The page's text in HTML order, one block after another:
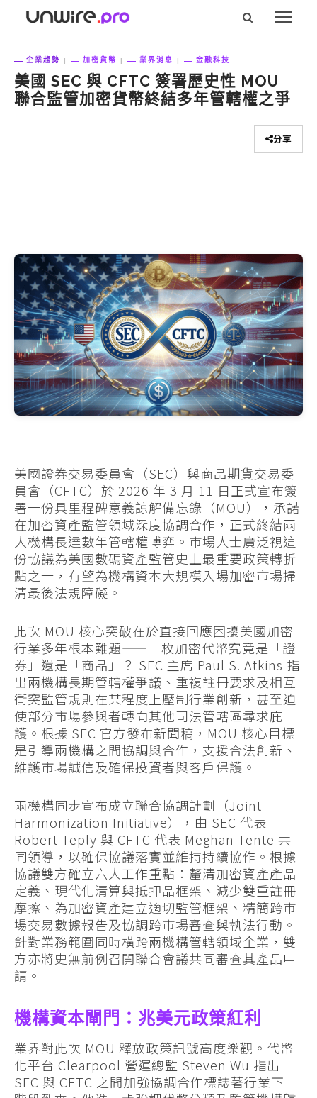
企業趨勢 加密貨幣 業界消息 金融科技
美國 SEC 與 CFTC 簽署歷史性 MOU
聯合監管加密貨幣終結多年管轄權之爭
分享
美國證券交易委員會（SEC）與商品期貨交易委
員會（CFTC）於 2026 年 3 月 11 日正式宣布簽
署一份具里程碑意義諒解備忘錄（MOU），承諾
在加密資產監管領域深度協調合作，正式終結兩
大機構長達數年管轄權博弈。市場人士廣泛視這
份協議為美國數碼資產監管史上最重要政策轉折
點之一，有望為機構資本大規模入場加密市場掃
清最後法規障礙。
此次 MOU 核心突破在於直接回應困擾美國加密
行業多年根本難題——一枚加密代幣究竟是「證
券」還是「商品」？ SEC 主席 Paul S. Atkins 指
出兩機構長期管轄權爭議、重複註冊要求及相互
衝突監管規則在某程度上壓制行業創新，甚至迫
使部分市場參與者轉向其他司法管轄區尋求庇
護。根據 SEC 官方發布新聞稿，MOU 核心目標
是引導兩機構之間協調與合作，支援合法創新、
維護市場誠信及確保投資者與客戶保護。
兩機構同步宣布成立聯合協調計劃（Joint
Harmonization Initiative），由 SEC 代表
Robert Teply 與 CFTC 代表 Meghan Tente 共
同領導，以確保協議落實並維持持續協作。根據
協議雙方確立六大工作重點：釐清加密資產產品
定義、現代化清算與抵押品框架、減少雙重註冊
摩擦、為加密資產建立適切監管框架、精簡跨市
場交易數據報告及協調跨市場審查與執法行動。
針對業務範圍同時橫跨兩機構管轄領域企業，雙
方亦將史無前例召開聯合會議共同審查其產品申
請。
機構資本閘門：兆美元政策紅利
業界對此次 MOU 釋放政策訊號高度樂觀。代幣
化平台 Clearpool 營運總監 Steven Wu 指出
SEC 與 CFTC 之間加強協調合作標誌著行業下一